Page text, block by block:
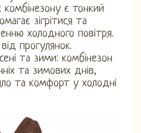
є тонкий
зігрітися та
холодного повітря.
прогулянок.
та зими: комбінезон
та зимових днів,
та комфорт у холодні